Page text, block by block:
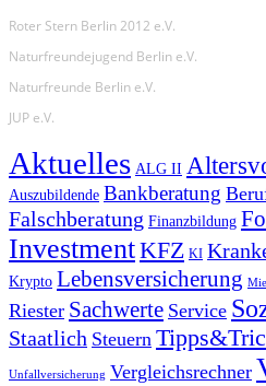
Roter Stern Berlin 2012 e.V.
Naturfreundejugend Berlin e.V.
Naturfreunde Berlin e.V.
JUP e.V.
Aktuelles ALG II
Auszubildende Bankberatung
Falschberatung Finanzbildung
InvestmentKFZ KI
Krypto Lebensversicherung
Riester Sachwerte Service
Staatlich Steuern
Unfallversicherung Vergleichsrechner